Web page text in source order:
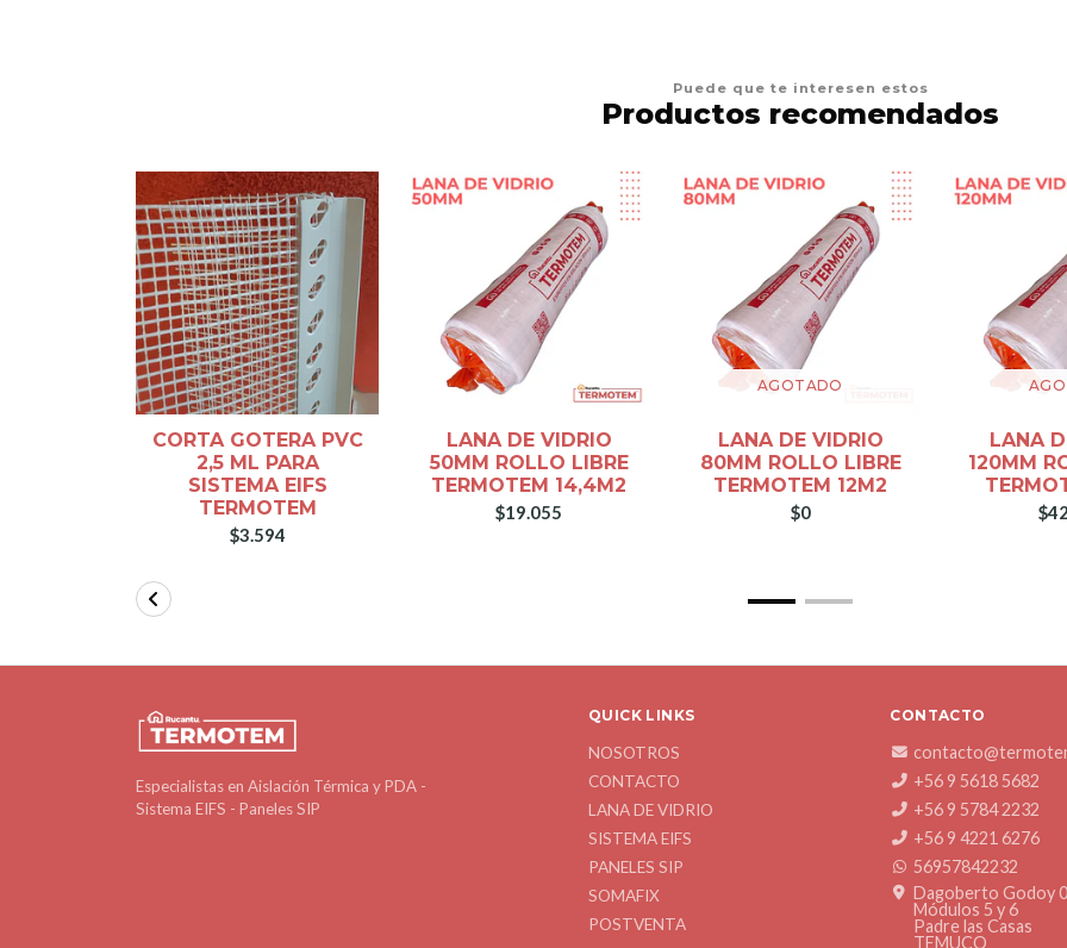
Puede que te interesen estos
Productos recomendados
CORTA GOTERA PVC
2,5 ML PARA
SISTEMA EIFS
TERMOTEM
$3.594
LANA DE VIDRIO
50MM ROLLO LIBRE
TERMOTEM 14,4M2
$19.055
AGOTADO
LANA DE VIDRIO
80MM ROLLO LIBRE
TERMOTEM 12M2
$0
LANA
120MM
Especialistas en Aislación Térmica y PDA -
Sistema EIFS - Paneles SIP
QUICK LINKS
NOSOTROS
CONTACTO
LANA DE VIDRIO
SISTEMA EIFS
PANELES SIP
SOMAFIX
POSTVENTA
CONTACTO
+56 9 5618 5682
+56 9 5784 2232
+56 9 4221 6276
56957842232
Dagoberto Godoy
Módulos 5 y 6
Padre las Casas
TEMUCO